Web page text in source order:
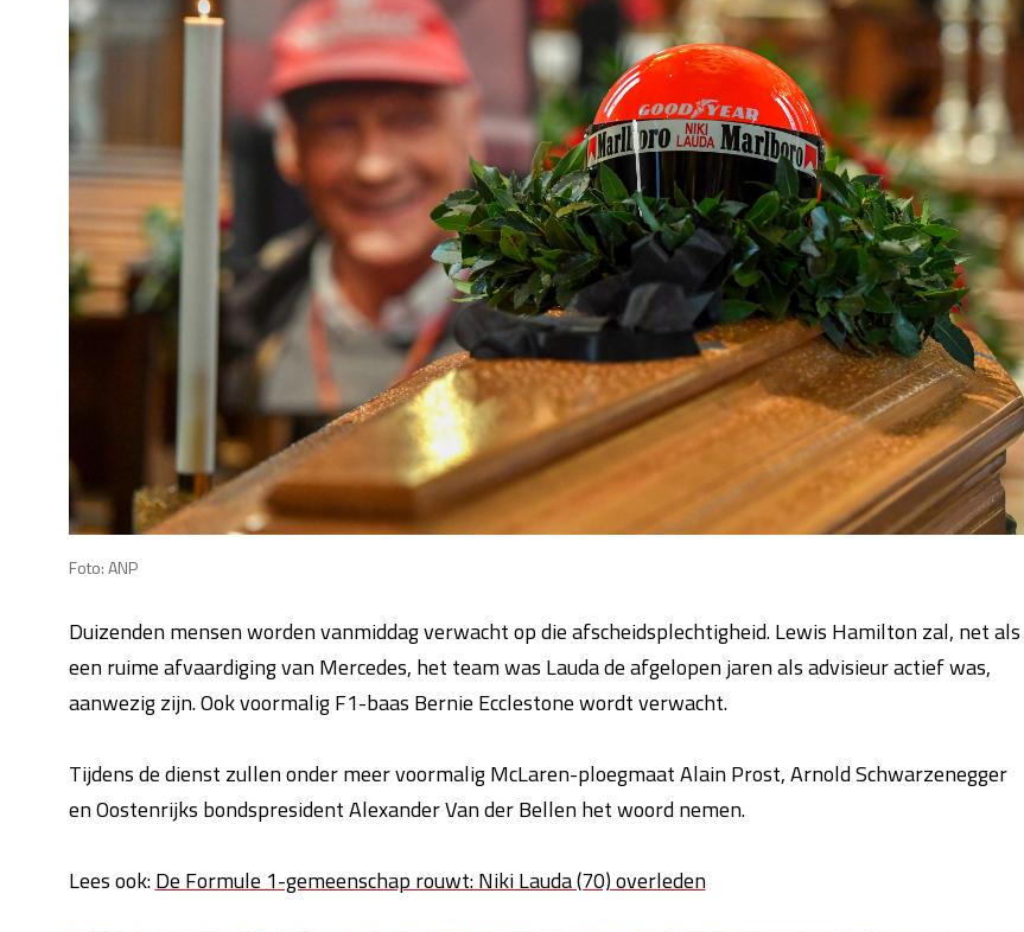
Foto: ANP
Duizenden mensen worden vanmiddag verwacht op die afscheidsplechtigheid. Lewis Hamilton zal, net als
een ruime afvaardiging van Mercedes, het team was Lauda de afgelopen jaren als advisieur actief was,
aanwezig zijn. Ook voormalig F1-baas Bernie Ecclestone wordt verwacht.
Tijdens de dienst zullen onder meer voormalig McLaren-ploegmaat Alain Prost, Arnold Schwarzenegger
en Oostenrijks bondspresident Alexander Van der Bellen het woord nemen.
Lees ook:De Formule 1-gemeenschap rouwt: Niki Lauda (70) overleden